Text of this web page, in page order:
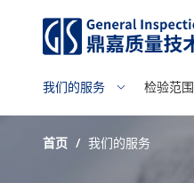
我们的服务 检验范围
首页 / 我们的服务